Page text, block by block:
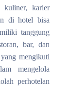
kuliner, karier
di hotel bisa
tanggung
bar, dan
mengikuti
mengelola
perhotelan